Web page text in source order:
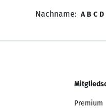
Nachname: A B C D
Premium